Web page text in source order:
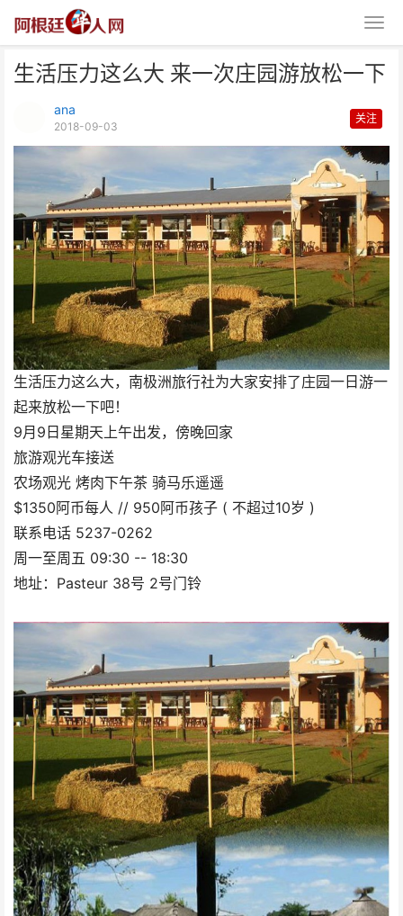
生活压力这么大 来一次庄园游放松一下
ana
2018-09-03
关注
生活压力这么大，南极洲旅行社为大家安排了庄园一日游一
起来放松一下吧！
9月9日星期天上午出发，傍晚回家
旅游观光车接送
农场观光 烤肉下午茶 骑马乐遥遥
$1350阿币每人 // 950阿币孩子 ( 不超过10岁 )
联系电话 5237-0262
周一至周五 09:30 -- 18:30
地址：Pasteur 38号 2号门铃
生活压力这么大 来一次庄园游放
松一下